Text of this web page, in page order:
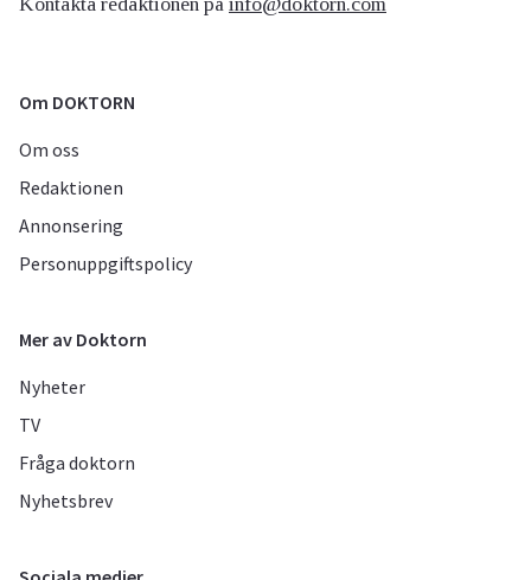
Om DOKTORN
Om oss
Redaktionen
Annonsering
Personuppgiftspolicy
Mer av Doktorn
Nyheter
TV
Fråga doktorn
Nyhetsbrev